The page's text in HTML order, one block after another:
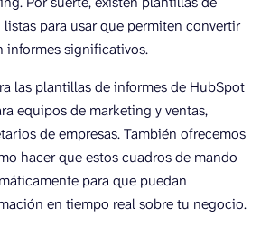
para usar que permiten convertir
informes significativos.
las plantillas de informes de HubSpot
equipos de marketing y ventas,
de empresas. También ofrecemos
hacer que estos cuadros de mando
para que puedan
en tiempo real sobre tu negocio.